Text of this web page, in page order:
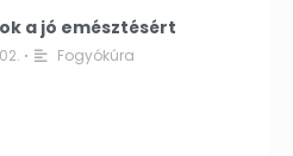
a jó emésztésért
• Fogyókúra